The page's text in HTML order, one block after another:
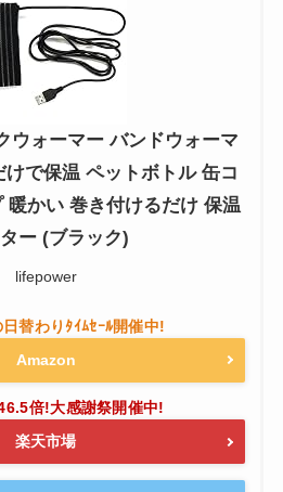
ウォーマー バンドウォーマ
で保温 ペットボトル 缶コ
暖かい 巻き付けるだけ 保温
ー (ブラック)
lifepower
Amazon
楽天市場